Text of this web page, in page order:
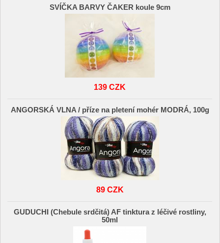
SVÍČKA BARVY ČAKER koule 9cm
139 CZK
ANGORSKÁ VLNA / příze na pletení mohér MODRÁ, 100g
89 CZK
GUDUCHI (Chebule srdčitá) AF tinktura z léčivé rostliny,
50ml